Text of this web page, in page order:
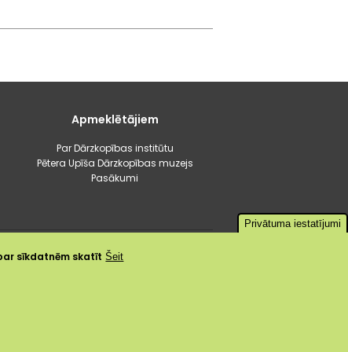
Apmeklētājiem
Par Dārzkopības institūtu
Pētera Upīša Dārzkopības muzejs
Pasākumi
Privātuma iestatījumi
sīkdatnēm skatīt Šeit